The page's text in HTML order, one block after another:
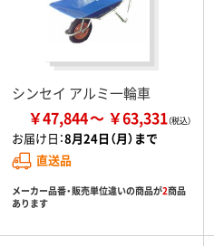
シンセイ アルミ一輪車
￥47,844 ￥63,331
お届け日：8月24日（月）まで
直送品
メーカー品番・販売単位違いの商品が2商品
あります